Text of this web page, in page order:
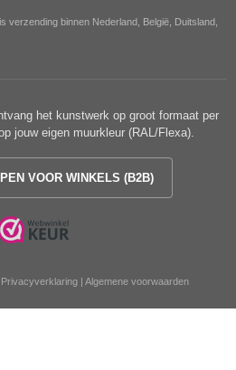
verzending binnen Nederland, België, Duitsland,
het kunstwerk op groot formaat per
jouw eigen muurkleur (RAL/Flexa).
VOOR WINKELS (B2B)
Privacyverklaring | Algemene voorwaarden